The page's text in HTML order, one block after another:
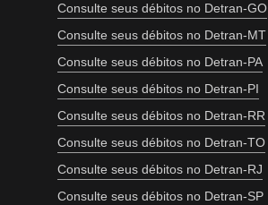
Consulte seus débitos no Detran-GO
Consulte seus débitos no Detran-MT
Consulte seus débitos no Detran-PA
Consulte seus débitos no Detran-PI
Consulte seus débitos no Detran-RR
Consulte seus débitos no Detran-TO
Consulte seus débitos no Detran-RJ
Consulte seus débitos no Detran-SP